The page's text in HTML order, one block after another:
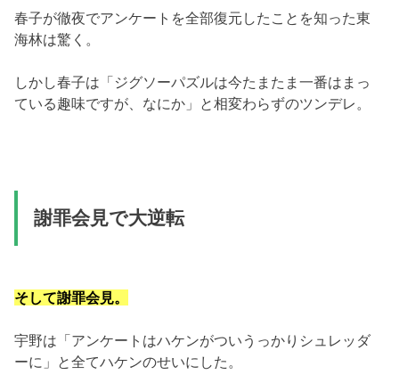
春子が徹夜でアンケートを全部復元したことを知った東
海林は驚く。
しかし春子は「ジグソーパズルは今たまたま一番はまっ
ている趣味ですが、なにか」と相変わらずのツンデレ。
謝罪会見で大逆転
そして謝罪会見。
宇野は「アンケートはハケンがついうっかりシュレッダ
ーに」と全てハケンのせいにした。